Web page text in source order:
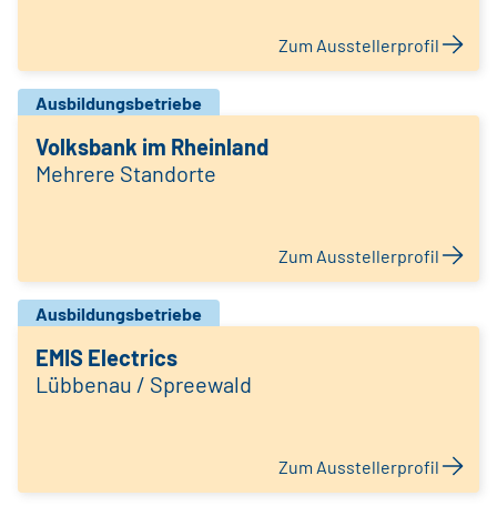
Zum Ausstellerprofil
Ausbildungsbetriebe
Volksbank im Rheinland
Mehrere Standorte
Zum Ausstellerprofil
Ausbildungsbetriebe
EMIS Electrics
Lübbenau / Spreewald
Zum Ausstellerprofil